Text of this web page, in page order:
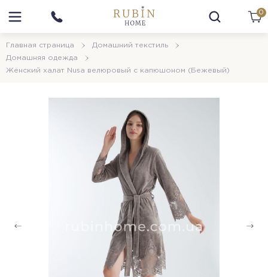
0
Главная страница
Домашний текстиль
Домашняя одежда
Женский халат Nusa велюровый с капюшоном (Бежевый)